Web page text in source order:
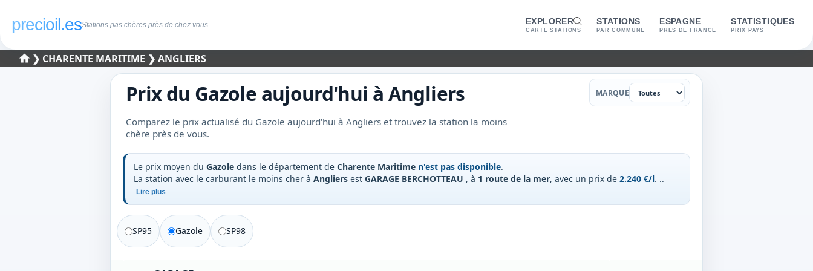
precioil.esStations pas chères près de chez vous. EXPLORER
CARTE STATIONS
STATIONS
PAR COMMUNE
ESPAGNE
PRES DE FRANCE
STATISTIQUES
PRIX PAYS
❯ CHARENTE MARITIME ❯ ANGLIERS
Prix du Gazole aujourd'hui à Angliers
Comparez le prix actualisé du Gazole aujourd'hui à Angliers et trouvez la station la moins
chère près de vous.
Marque
MARQUE
Le prix moyen du Gazole dans le département de Charente Maritime n'est pas disponible.
La station avec le carburant le moins cher à Angliers est GARAGE BERCHOTTEAU , à 1 route de la mer, avec un prix de 2.240 €/l. ..
Lire plus
SP95 Gazole SP98